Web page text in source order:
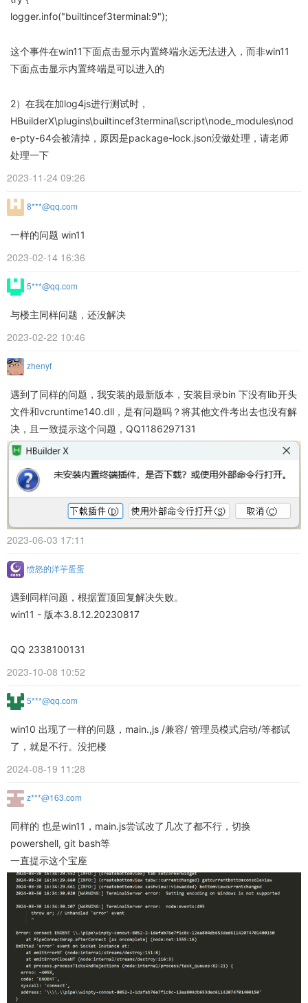
logger.info("builtincef3terminal:9");
这个事件在win11下面点击显示内置终端永远无法进入，而非win11
下面点击显示内置终端是可以进入的
2）在我在加log4js进行测试时，
HBuilderX\plugins\builtincef3terminal\script\node_modules\nod
e-pty-64会被清掉，原因是package-lock.json没做处理，请老师
处理一下
2023-11-24 09:26
8***@qq.com
一样的问题 win11
2023-02-14 16:36
5***@qq.com
与楼主同样问题，还没解决
2023-02-22 10:46
zhenyf
遇到了同样的问题，我安装的最新版本，安装目录bin 下没有lib开头
文件和vcruntime140.dll，是有问题吗？将其他文件考出去也没有解
决，且一致提示这个问题，QQ1186297131
2023-06-03 17:11
愤怒的洋芋蛋蛋
遇到同样问题，根据置顶回复解决失败。
win11 - 版本3.8.12.20230817
QQ 2338100131
2023-10-08 10:52
5***@qq.com
win10 出现了一样的问题，main.,js /兼容/ 管理员模式启动/等都试
了，就是不行。没把楼
2024-08-19 11:28
z***@163.com
同样的 也是win11，main.js尝试改了几次了都不行，切换
powershell, git bash等
一直提示这个宝座